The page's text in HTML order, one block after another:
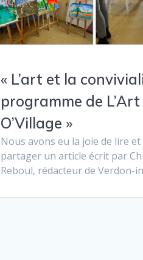
« L’art et la
programme de L’Art
O’Village »
Nous avons eu la joie de lire et
partager un article écrit par
Reboul, rédacteur de Verdon-